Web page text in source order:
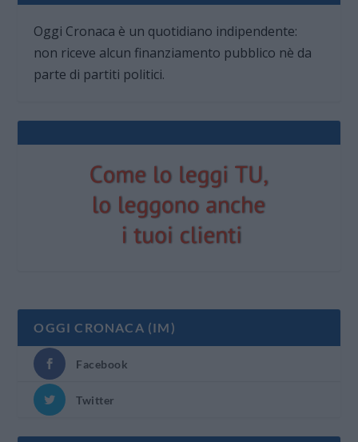
Oggi Cronaca è un quotidiano indipendente:
non riceve alcun finanziamento pubblico nè da
parte di partiti politici.
OGGI CRONACA (IM)
Facebook
Twitter